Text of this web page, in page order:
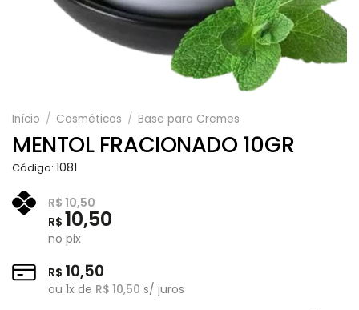
Início / Cosméticos / Base para Cremes
MENTOL FRACIONADO 10GR
Código: 1081
R$10,50
R$ 10,50
no pix
R$ 10,50
ou 1x de R$ 10,50 s/ juros